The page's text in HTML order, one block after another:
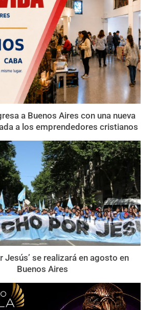
a Buenos Aires con una nueva
a los emprendedores cristianos
Jesús’ se realizará en agosto en
Buenos Aires